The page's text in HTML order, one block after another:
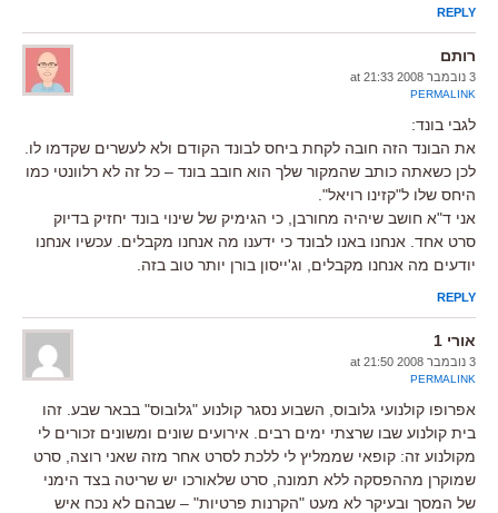
REPLY
רותם
3 נובמבר 2008 at 21:33
PERMALINK
לגבי בונד:
את הבונד הזה חובה לקחת ביחס לבונד הקודם ולא לעשרים שקדמו לו.
לכן כשאתה כותב שהמקור שלך הוא חובב בונד – כל זה לא רלוונטי כמו
היחס שלו ל"קזינו רויאל".
אני ד"א חושב שיהיה מחורבן, כי הגימיק של שינוי בונד יחזיק בדיוק
סרט אחד. אנחנו באנו לבונד כי ידענו מה אנחנו מקבלים. עכשיו אנחנו
יודעים מה אנחנו מקבלים, וג'ייסון בורן יותר טוב בזה.
REPLY
אורי 1
3 נובמבר 2008 at 21:50
PERMALINK
אפרופו קולנועי גלובוס, השבוע נסגר קולנוע "גלובוס" בבאר שבע. זהו
בית קולנוע שבו שרצתי ימים רבים. אירועים שונים ומשונים זכורים לי
מקולנוע זה: קופאי שממליץ לי ללכת לסרט אחר מזה שאני רוצה, סרט
שמוקרן מההפסקה ללא תמונה, סרט שלאורכו יש שריטה בצד הימני
של המסך ובעיקר לא מעט "הקרנות פרטיות" – שבהם לא נכח איש